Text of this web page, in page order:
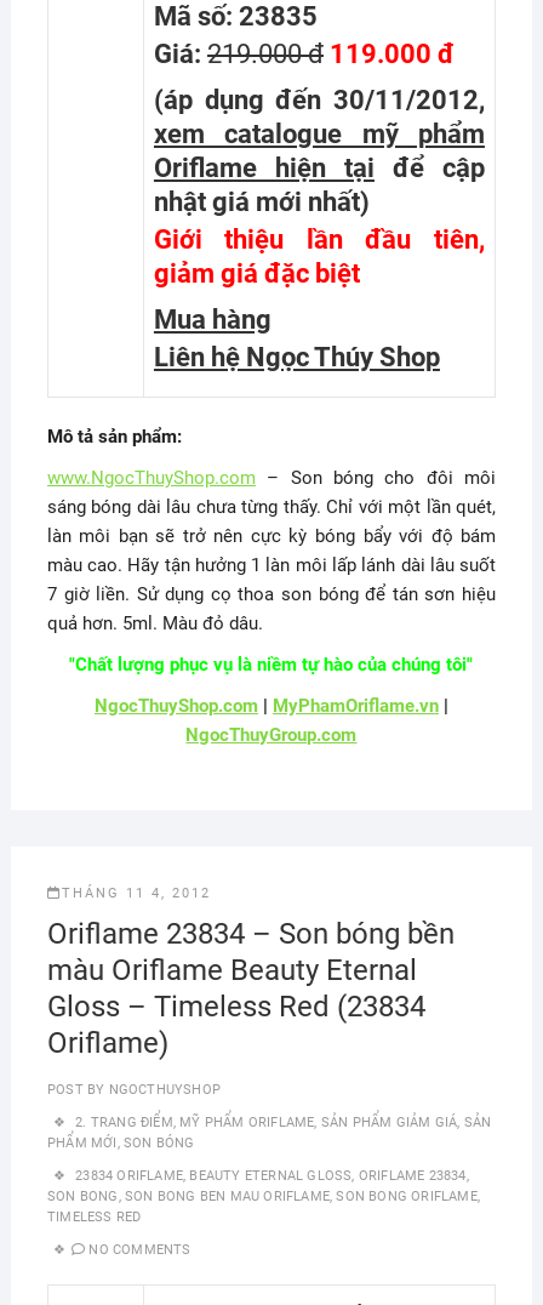
Mã số: 23835
Giá: 219.000 đ119.000 đ
(áp dụng đến 30/11/2012,
xem catalogue mỹ phẩm
Oriflame hiện tại
để cập
nhật giá mới nhất)
Giới thiệu lần đầu tiên,
giảm giá đặc biệt
Mua hàng
Liên hệ Ngọc Thúy Shop
Mô tả sản phẩm:
www.NgocThuyShop.com– Son bóng cho đôi môi
sáng bóng dài lâu chưa từng thấy. Chỉ với một lần quét,
làn môi bạn sẽ trở nên cực kỳ bóng bẩy với độ bám
màu cao. Hãy tận hưởng 1 làn môi lấp lánh dài lâu suốt
7 giờ liền. Sử dụng cọ thoa son bóng để tán sơn hiệu
quả hơn. 5ml. Màu đỏ dâu.
"Chất lượng phục vụ là niềm tự hào của chúng tôi"
NgocThuyShop.com| MyPhamOriflame.vn|
NgocThuyGroup.com
THÁNG 11 4, 2012
Oriflame 23834 – Son bóng bền
màu Oriflame Beauty Eternal
Gloss – Timeless Red (23834
Oriflame)
POST BY NGOCTHUYSHOP
2. TRANG ĐIỂM, MỸ PHẨM ORIFLAME, SẢN PHẨM GIẢM GIÁ, SẢN
PHẨM MỚI, SON BÓNG
23834 ORIFLAME, BEAUTY ETERNAL GLOSS, ORIFLAME 23834,
SON BONG, SON BONG BEN MAU ORIFLAME,SON BONG ORIFLAME,
TIMELESS RED
NO COMMENTS